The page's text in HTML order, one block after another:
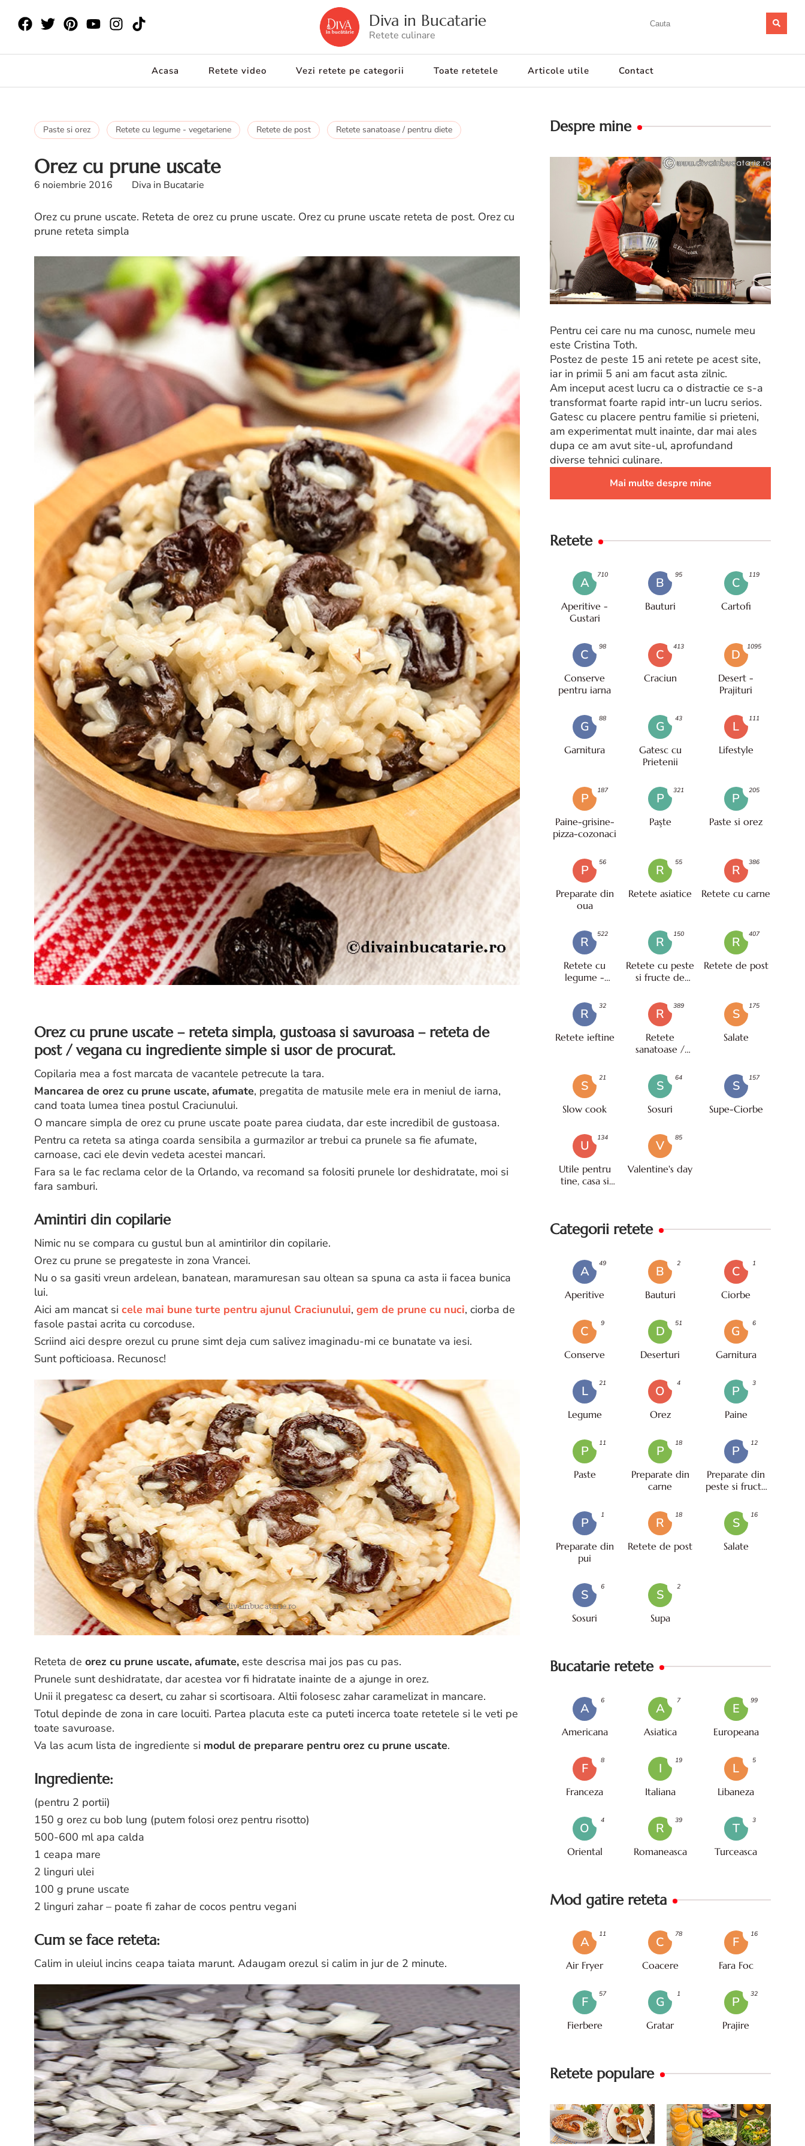
Diva in Bucatarie
Retete culinare
Acasa Retete video Vezi retete pe categorii Toate retetele Articole utile Contact
Paste si orez Retete cu legume - vegetariene Retete de post Retete sanatoase / pentru diete
Orez cu prune uscate
6 noiembrie 2016 Diva in Bucatarie
Orez cu prune uscate. Reteta de orez cu prune uscate. Orez cu prune uscate reteta de post. Orez cu
prune reteta simpla
Orez cu prune uscate – reteta simpla, gustoasa si savuroasa – reteta de
post / vegana cu ingrediente simple si usor de procurat.
Copilaria mea a fost marcata de vacantele petrecute la tara.
Mancarea de orez cu prune uscate, afumate, pregatita de matusile mele era in meniul de iarna,
cand toata lumea tinea postul Craciunului.
O mancare simpla de orez cu prune uscate poate parea ciudata, dar este incredibil de gustoasa.
Pentru ca reteta sa atinga coarda sensibila a gurmazilor ar trebui ca prunele sa fie afumate,
carnoase, caci ele devin vedeta acestei mancari.
Fara sa le fac reclama celor de la Orlando, va recomand sa folositi prunele lor deshidratate, moi si
fara samburi.
Amintiri din copilarie
Nimic nu se compara cu gustul bun al amintirilor din copilarie.
Orez cu prune se pregateste in zona Vrancei.
Nu o sa gasiti vreun ardelean, banatean, maramuresan sau oltean sa spuna ca asta ii facea bunica
lui.
Aici am mancat si cele mai bune turte pentru ajunul Craciunului, gem de prune cu nuci, ciorba de
fasole pastai acrita cu corcoduse.
Scriind aici despre orezul cu prune simt deja cum salivez imaginadu-mi ce bunatate va iesi.
Sunt pofticioasa. Recunosc!
Reteta de orez cu prune uscate, afumate, este descrisa mai jos pas cu pas.
Prunele sunt deshidratate, dar acestea vor fi hidratate inainte de a ajunge in orez.
Unii il pregatesc ca desert, cu zahar si scortisoara. Altii folosesc zahar caramelizat in mancare.
Totul depinde de zona in care locuiti. Partea placuta este ca puteti incerca toate retetele si le veti pe
toate savuroase.
Va las acum lista de ingrediente si modul de preparare pentru orez cu prune uscate.
Ingrediente:
(pentru 2 portii)
150 g orez cu bob lung (putem folosi orez pentru risotto)
500-600 ml apa calda
1 ceapa mare
2 linguri ulei
100 g prune uscate
2 linguri zahar – poate fi zahar de cocos pentru vegani
Cum se face reteta:
Calim in uleiul incins ceapa taiata marunt. Adaugam orezul si calim in jur de 2 minute.
Despre mine
Pentru cei care nu ma cunosc, numele meu
este Cristina Toth.
Postez de peste 15 ani retete pe acest site,
iar in primii 5 ani am facut asta zilnic.
Am inceput acest lucru ca o distractie ce s-a
transformat foarte rapid intr-un lucru serios.
Gatesc cu placere pentru familie si prieteni,
am experimentat mult inainte, dar mai ales
dupa ce am avut site-ul, aprofundand
diverse tehnici culinare.
Mai multe despre mine
Retete
A
Aperitive -
Gustari
710
B
Bauturi
95
C
Cartofi
119
C
Conserve
pentru iarna
98
C
Craciun
413
D
Desert -
Prajituri
1095
G
Garnitura
88
G
Gatesc cu
Prietenii
43
L
Lifestyle
111
P
Paine-grisine-
pizza-cozonaci
187
P
Paşte
321
P
Paste si orez
205
P
Preparate din
oua
56
R
Retete asiatice
55
R
Retete cu carne
386
R
Retete cu
legume -
522
R
Retete cu peste
si fructe de
150
R
Retete de post
407
R
Retete ieftine
32
R
Retete
sanatoase /
389
S
Salate
175
S
Slow cook
21
S
Sosuri
64
S
Supe-Ciorbe
157
U
Utile pentru
tine, casa si
134
V
Valentine's day
85
Categorii retete
A
Aperitive
49
B
Bauturi
2
C
Ciorbe
1
C
Conserve
9
D
Deserturi
51
G
Garnitura
6
L
Legume
21
O
Orez
4
P
Paine
3
P
Paste
11
P
Preparate din
carne
18
P
Preparate din
peste si fructe
12
P
Preparate din
pui
1
R
Retete de post
18
S
Salate
16
S
Sosuri
6
S
Supa
2
Bucatarie retete
A
Americana
6
A
Asiatica
7
E
Europeana
99
F
Franceza
8
I
Italiana
19
L
Libaneza
5
O
Oriental
4
R
Romaneasca
39
T
Turceasca
3
Mod gatire reteta
A
Air Fryer
11
C
Coacere
78
F
Fara Foc
16
F
Fierbere
57
G
Gratar
1
P
Prajire
32
Retete populare